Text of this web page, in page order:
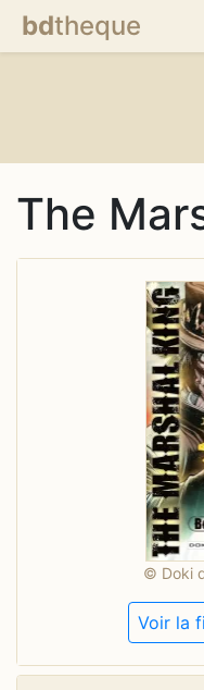
bdtheque
The
© Doki
Voir la